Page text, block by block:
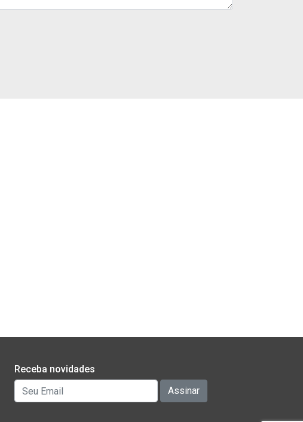
Receba novidades